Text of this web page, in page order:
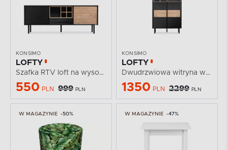
KONSIMO
LOFTY
Szafka RTV loft na wysokich nózkach
550 PLN 999 PLN
KONSIMO
LOFTY
Dwudrzwiowa witryna w stylu loft z szufladami
1350 PLN 2299 PLN
W MAGAZYNIE -50% W MAGAZYNIE -47%